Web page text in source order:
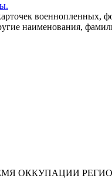
военнопленных,
наименования,
ОККУПАЦИИ